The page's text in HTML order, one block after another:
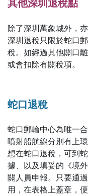
其他深圳退稅點
除了深圳萬象城外，
深圳退稅只限於蛇口
稅。如經過其他關口
或會扣除有關稅項。
蛇口退稅
蛇口郵輪中心為唯一
噴射船航線分別有上
想在蛇口退稅，可到
據、以及填妥的《境
關人員申報。只要通
用，在表格上蓋章，便